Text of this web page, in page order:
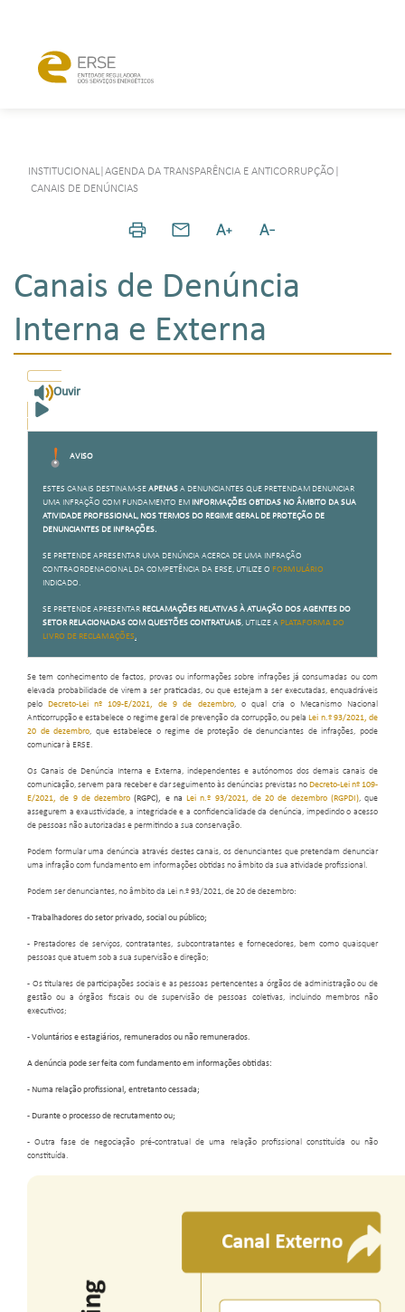
INSTITUCIONAL| AGENDA DA TRANSPARÊNCIA E ANTICORRUPÇÃO
CANAIS DE DENÚNCIAS
Canais de Denúncia
Interna e Externa
Ouvir
AVISO
ESTES CANAIS DESTINAM-SEAPENASA DENUNCIANTES QUE PRETENDAM DENUNCIAR
UMA INFRAÇÃO COM FUNDAMENTO EM INFORMAÇÕES OBTIDAS NO ÂMBITO DA SUA
ATIVIDADE PROFISSIONAL, NOS TERMOS DO REGIME GERAL DE PROTEÇÃO DE
DENUNCIANTES DE INFRAÇÕES.
SE PRETENDE APRESENTAR UMA DENÚNCIA ACERCA DE UMA INFRAÇÃO
CONTRAORDENACIONAL DA COMPETÊNCIA DA ERSE, UTILIZE O FORMULÁRIO
INDICADO.
SE PRETENDE APRESENTAR RECLAMAÇÕES RELATIVAS À ATUAÇÃO DOS AGENTES DO
SETOR RELACIONADAS COM QUESTÕES CONTRATUAIS, UTILIZE A PLATAFORMA DO
LIVRO DE RECLAMAÇÕES.
Se tem conhecimento de factos, provas ou informações sobre infrações já consumadas ou com
elevada probabilidade de virem a ser praticadas, ou que estejam a ser executadas, enquadráveis
peloDecreto‑Lei nº 109-E/2021, de 9 de dezembro, o qual cria o Mecanismo Nacional
Anticorrupção e estabelece o regime geral de prevenção da corrupção, ou pelaLei n.º 93/2021, de
20 de dezembro, que estabelece o regime de proteção de denunciantes de infrações, pode
comunicar à ERSE.
Os Canais de Denúncia Interna e Externa, independentes e autónomos dos demais canais de
comunicação, servem para receber e dar seguimento às denúncias previstas noDecreto‑Lei nº 109-
E/2021, de 9 de dezembro (RGPC), e na Lei n.º 93/2021, de 20 de dezembro(RGPDI), que
assegurem a exaustividade, a integridade e a confidencialidade da denúncia, impedindo o acesso
de pessoas não autorizadas e permitindo a sua conservação.
Podem formular uma denúncia através destes canais, os denunciantes que pretendam denunciar
uma infração com fundamento em informações obtidas no âmbito da sua atividade profissional.
Podem ser denunciantes, no âmbito da Lei n.º 93/2021, de 20 de dezembro:
- Trabalhadores do setor privado, social ou público;
- Prestadores de serviços, contratantes, subcontratantes e fornecedores, bem como quaisquer
pessoas que atuem sob a sua supervisão e direção;
- Os titulares de participações sociais e as pessoas pertencentes a órgãos de administração ou de
gestão ou a órgãos fiscais ou de supervisão de pessoas coletivas, incluindo membros não
executivos;
- Voluntários e estagiários, remunerados ou não remunerados.
A denúncia pode ser feita com fundamento em informações obtidas:
- Numa relação profissional, entretanto cessada;
- Durante o processo de recrutamento ou;
-Outra fase de negociação pré-contratual de uma relação profissional constituída ou não
constituída.